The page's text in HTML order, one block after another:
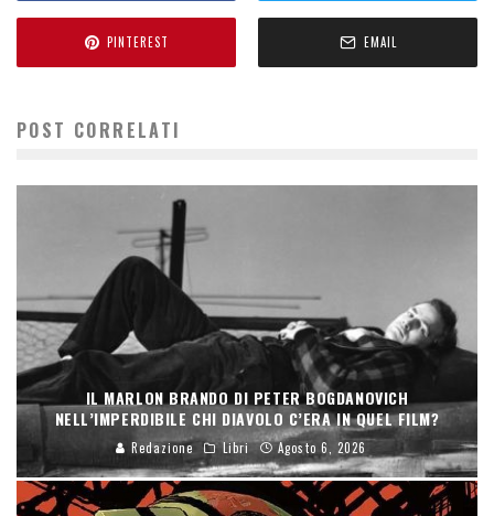
PINTEREST EMAIL
POST CORRELATI
IL MARLON BRANDO DI PETER BOGDANOVICH
NELL’IMPERDIBILE CHI DIAVOLO C’ERA IN QUEL FILM?
Redazione Libri Agosto 6, 2026